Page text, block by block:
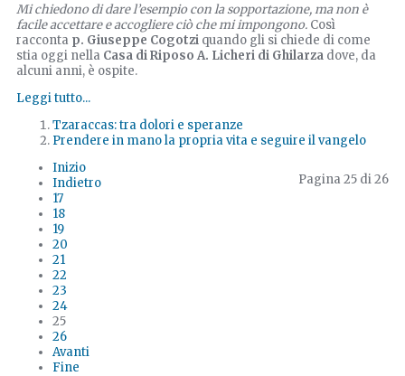
Mi chiedono di dare l’esempio con la sopportazione, ma non è
facile accettare e accogliere ciò che mi impongono. Così
racconta p. Giuseppe Cogotzi quando gli si chiede di come
stia oggi nella Casa di Riposo A. Licheri di Ghilarza dove, da
alcuni anni, è ospite.
Leggi tutto...
Tzaraccas: tra dolori e speranze
Prendere in mano la propria vita e seguire il vangelo
Pagina 25 di 26
Inizio
Indietro
17
18
19
20
21
22
23
24
25
26
Avanti
Fine